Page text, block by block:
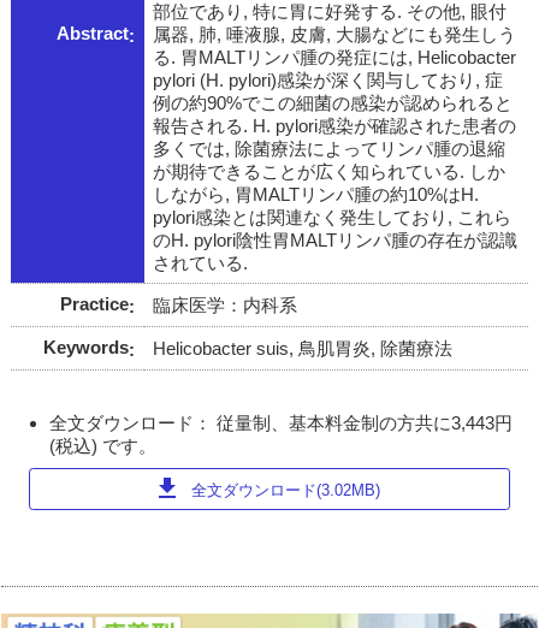
Abstract
部位であり, 特に胃に好発する. その他, 眼付
属器, 肺, 唾液腺, 皮膚, 大腸などにも発生しう
る. 胃MALTリンパ腫の発症には, Helicobacter
pylori (H. pylori)感染が深く関与しており, 症
例の約90%でこの細菌の感染が認められると
報告される. H. pylori感染が確認された患者の
多くでは, 除菌療法によってリンパ腫の退縮
が期待できることが広く知られている. しか
しながら, 胃MALTリンパ腫の約10%はH.
pylori感染とは関連なく発生しており, これら
のH. pylori陰性胃MALTリンパ腫の存在が認識
されている.
Practice
臨床医学：内科系
Keywords Helicobacter suis, 鳥肌胃炎, 除菌療法
全文ダウンロード： 従量制、基本料金制の方共に3,443円
(税込) です。
download 全文ダウンロード(3.02MB)